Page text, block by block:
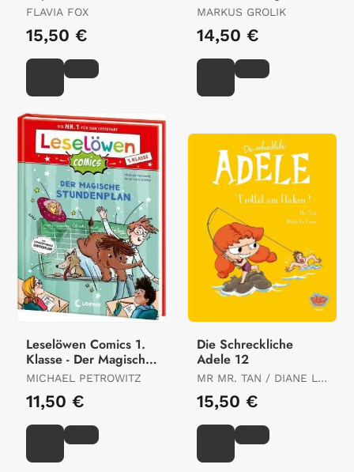
FLAVIA FOX
15,50 €
Küken!
MARKUS GROLIK
14,50 €
Leselöwen Comics 1.
Klasse - Der Magische
Stundenplan
MICHAEL PETROWITZ
11,50 €
Die Schreckliche
Adele 12
MR MR. TAN / DIANE LE
15,50 €